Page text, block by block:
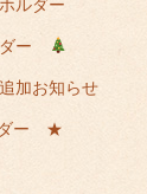
ルダー
ダー
加お知らせ
ダー ★